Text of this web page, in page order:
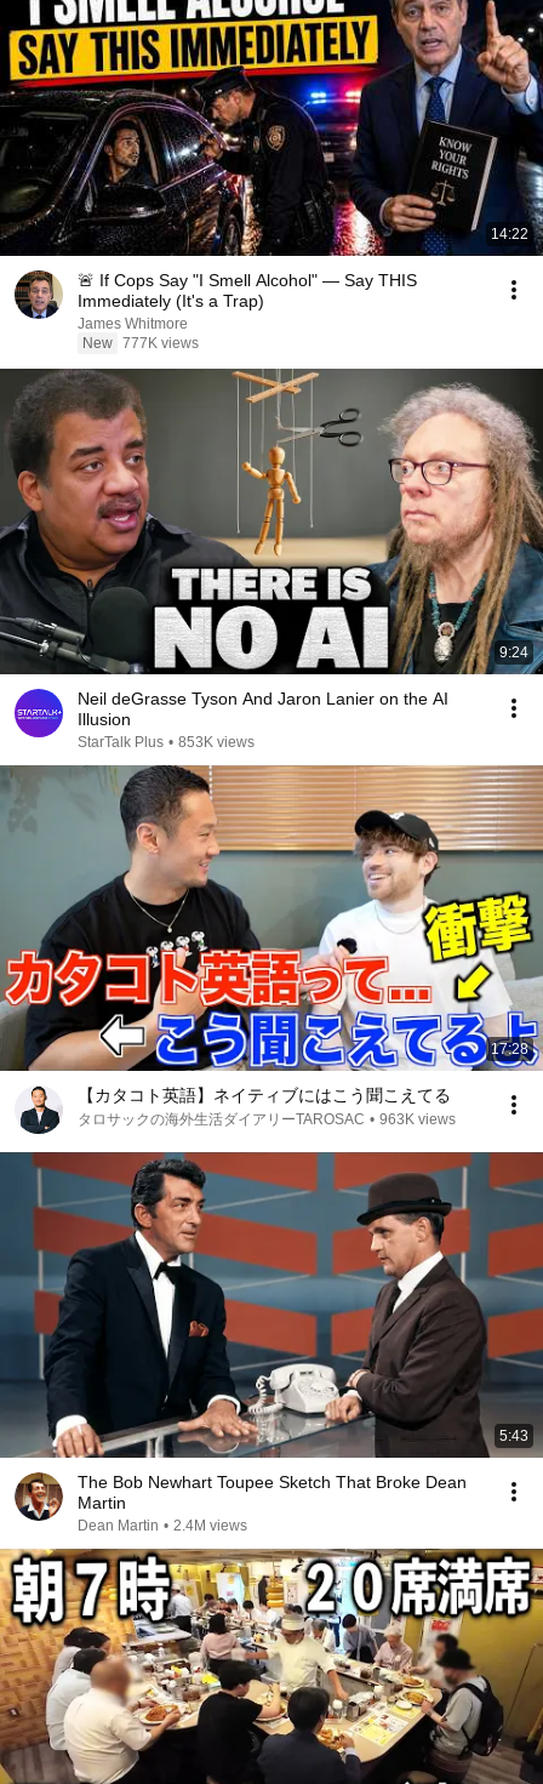
14:22
🚨 If Cops Say "I Smell Alcohol" — Say THIS
Immediately (It's a Trap)
James Whitmore
New 777K views
9:24
Neil deGrasse Tyson And Jaron Lanier on the AI
Illusion
StarTalk Plus • 853K views
17:28
【カタコト英語】ネイティブにはこう聞こえてる
タロサックの海外生活ダイアリーTAROSAC • 963K views
5:43
The Bob Newhart Toupee Sketch That Broke Dean
Martin
Dean Martin • 2.4M views